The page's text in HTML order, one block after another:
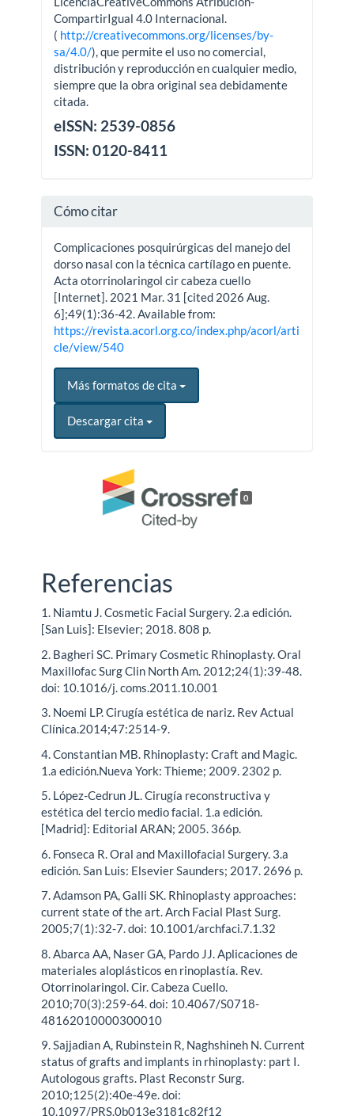
CompartirIgual 4.0 Internacional.
( http://creativecommons.org/licenses/by-
sa/4.0/), que permite el uso no comercial,
distribución y reproducción en cualquier medio,
siempre que la obra original sea debidamente
citada.
eISSN: 2539-0856
ISSN: 0120-8411
Cómo citar
Complicaciones posquirúrgicas del manejo del
dorso nasal con la técnica cartílago en puente.
Acta otorrinolaringol cir cabeza cuello
[Internet]. 2021 Mar. 31 [cited 2026 Aug.
6];49(1):36-42. Available from:
https://revista.acorl.org.co/index.php/acorl/arti
cle/view/540
Más formatos de cita
Descargar cita
0
Referencias
1. Niamtu J. Cosmetic Facial Surgery. 2.a edición.
[San Luis]: Elsevier; 2018. 808 p.
2. Bagheri SC. Primary Cosmetic Rhinoplasty. Oral
Maxillofac Surg Clin North Am. 2012;24(1):39-48.
doi: 10.1016/j. coms.2011.10.001
3. Noemi LP. Cirugía estética de nariz. Rev Actual
Clínica.2014;47:2514-9.
4. Constantian MB. Rhinoplasty: Craft and Magic.
1.a edición.Nueva York: Thieme; 2009. 2302 p.
5. López-Cedrun JL. Cirugía reconstructiva y
estética del tercio medio facial. 1.a edición.
[Madrid]: Editorial ARAN; 2005. 366p.
6. Fonseca R. Oral and Maxillofacial Surgery. 3.a
edición. San Luis: Elsevier Saunders; 2017. 2696 p.
7. Adamson PA, Galli SK. Rhinoplasty approaches:
current state of the art. Arch Facial Plast Surg.
2005;7(1):32-7. doi: 10.1001/archfaci.7.1.32
8. Abarca AA, Naser GA, Pardo JJ. Aplicaciones de
materiales aloplásticos en rinoplastía. Rev.
Otorrinolaringol. Cir. Cabeza Cuello.
2010;70(3):259-64. doi: 10.4067/S0718-
48162010000300010
9. Sajjadian A, Rubinstein R, Naghshineh N. Current
status of grafts and implants in rhinoplasty: part I.
Autologous grafts. Plast Reconstr Surg.
2010;125(2):40e-49e. doi:
10.1097/PRS.0b013e3181c82f12